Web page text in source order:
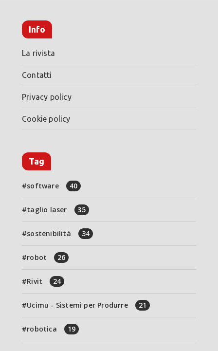
Info
La rivista
Contatti
Privacy policy
Cookie policy
Tag
software 40
taglio laser 35
sostenibilità 34
robot 26
Rivit 24
Ucimu - Sistemi per Produrre 21
robotica 19